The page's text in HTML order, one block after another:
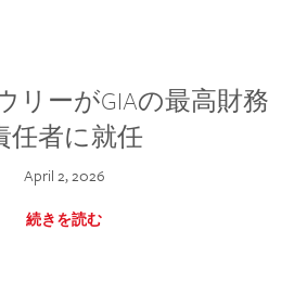
リーがGIAの最高財務
任者に就任
April 2, 2026
続きを読む